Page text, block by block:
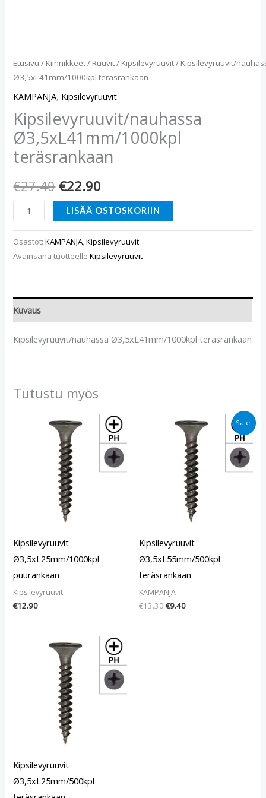
Etusivu / Kiinnikkeet/ Ruuvit/ Kipsilevyruuvit/ Kipsilevyruuvit/
Ø3,5xL41mm/1000kpl teräsrankaan
KAMPANJA, Kipsilevyruuvit
Kipsilevyruuvit/nauhassa
Ø3,5xL41mm/1000kpl
teräsrankaan
€27.40 €22.90
LISÄÄ OSTOSKORIIN
Osastot:KAMPANJA,Kipsilevyruuvit
Avainsana tuotteelleKipsilevyruuvit
Kuvaus
Kipsilevyruuvit/nauhassa Ø3,5xL41mm/1000kpl teräsrankaan
Tutustu myös
Kipsilevyruuvit
Ø3,5xL25mm/1000kpl
puurankaan
Kipsilevyruuvit
€12.90
Sale!
Kipsilevyruuvit
Ø3,5xL55mm/500kpl
teräsrankaan
KAMPANJA
€13.30
Alkuperäinen
hinta
€13.30.
€9.40
Nykyinen
hinta
on:
€9.40.
Kipsilevyruuvit
Ø3,5xL25mm/500kpl